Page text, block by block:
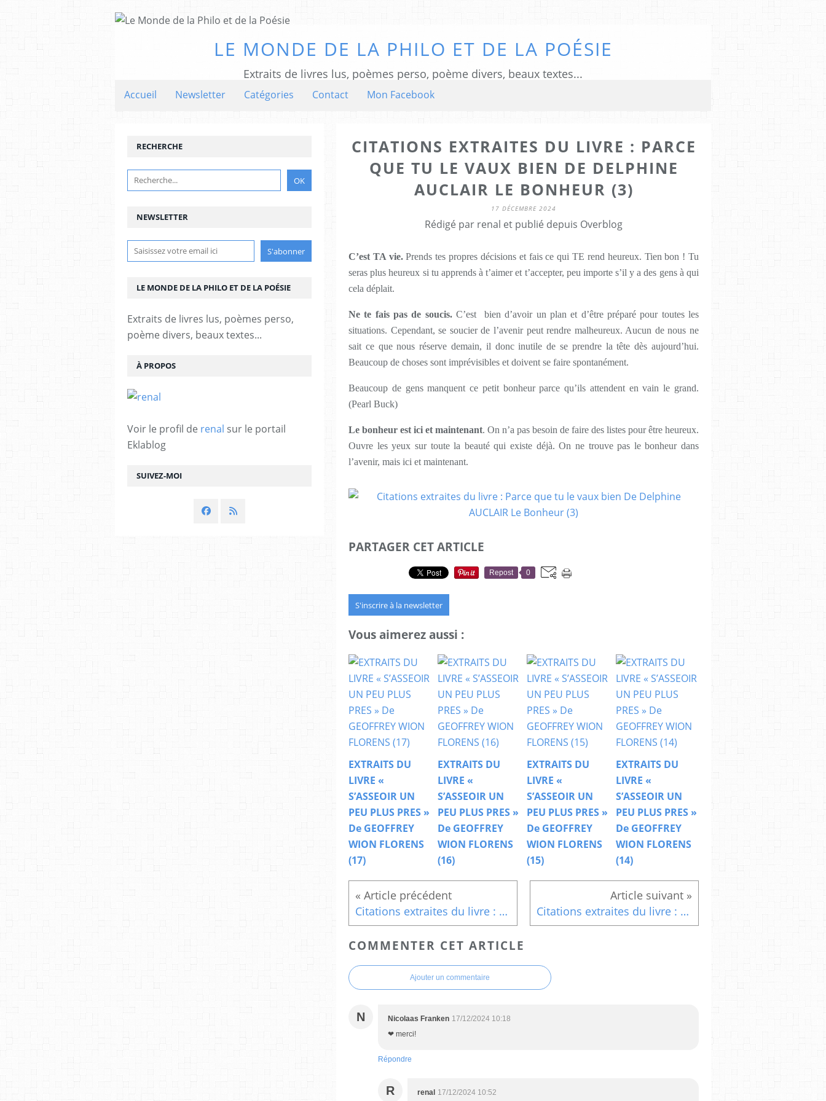
LE MONDE DE LA PHILO ET DE LA POÉSIE
Extraits de livres lus, poèmes perso, poème divers, beaux textes...
Accueil Newsletter Catégories Contact Mon Facebook
CITATIONS EXTRAITES DU LIVRE : PARCE
QUE TU LE VAUX BIEN DE DELPHINE
AUCLAIR LE BONHEUR (3)
17 DÉCEMBRE 2024
Rédigé par renal et publié depuis Overblog
C’est TA vie.Prends tes propres décisions et fais ce qui TE rend heureux. Tien bon ! Tu
seras plus heureux si tu apprends à t’aimer et t’accepter, peu importe s’il y a des gens à qui
cela déplait.
Ne te fais pas de soucis.C’est bien d’avoir un plan et d’être préparé pour toutes les
situations. Cependant, se soucier de l’avenir peut rendre malheureux. Aucun de nous ne
sait ce que nous réserve demain, il donc inutile de se prendre la tête dès aujourd’hui.
Beaucoup de choses sont imprévisibles et doivent se faire spontanément.
Beaucoup de gens manquent ce petit bonheur parce qu’ils attendent en vain le grand.
(Pearl Buck)
Le bonheur est ici et maintenant. On n’a pas besoin de faire des listes pour être heureux.
Ouvre les yeux sur toute la beauté qui existe déjà. On ne trouve pas le bonheur dans
l’avenir, mais ici et maintenant.
PARTAGER CET ARTICLE
Repost 0
S'inscrire à la newsletter
Vous aimerez aussi :
EXTRAITS DU
LIVRE «
S’ASSEOIR UN
PEU PLUS PRES »
De GEOFFREY
WION FLORENS
(17)
EXTRAITS DU
LIVRE «
S’ASSEOIR UN
PEU PLUS PRES »
De GEOFFREY
WION FLORENS
(16)
EXTRAITS DU
LIVRE «
S’ASSEOIR UN
PEU PLUS PRES »
De GEOFFREY
WION FLORENS
(15)
EXTRAITS DU
LIVRE «
S’ASSEOIR UN
PEU PLUS PRES »
De GEOFFREY
WION FLORENS
(14)
Citations extraites du livre : Parce que tu le vaux bien De Delphine AUCLAIR Le Bonheur (2) Citations extraites du livre : Parce que tu le vaux bien De Delphine AUCLAIR (Le Bonheur 4)
COMMENTER CET ARTICLE
Ajouter un commentaire
N Nicolaas Franken 17/12/2024 10:18
❤ merci!
Répondre
R renal 17/12/2024 10:52
NEWSLETTER
SUIVEZ-MOI
RECHERCHE
LE MONDE DE LA PHILO ET DE LA POÉSIE
Extraits de livres lus, poèmes perso,
poème divers, beaux textes...
À PROPOS
Voir le profil de renal sur le portail
Eklablog